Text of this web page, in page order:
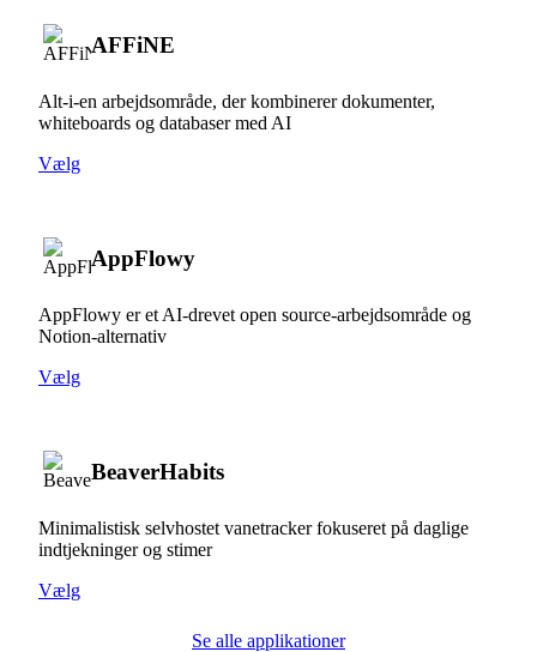
AFFiNE
Alt-i-en arbejdsområde, der kombinerer dokumenter,
whiteboards og databaser med AI
Vælg
AppFlowy
AppFlowy er et AI-drevet open source-arbejdsområde og
Notion-alternativ
Vælg
BeaverHabits
Minimalistisk selvhostet vanetracker fokuseret på daglige
indtjekninger og stimer
Vælg
Se alle applikationer